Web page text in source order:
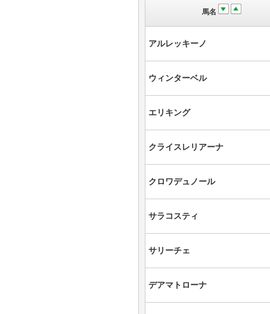
馬名
アルレッキーノ
ウィンターベル
エリキング
クライスレリアーナ
クロワデュノール
サラコスティ
サリーチェ
デアマトローナ